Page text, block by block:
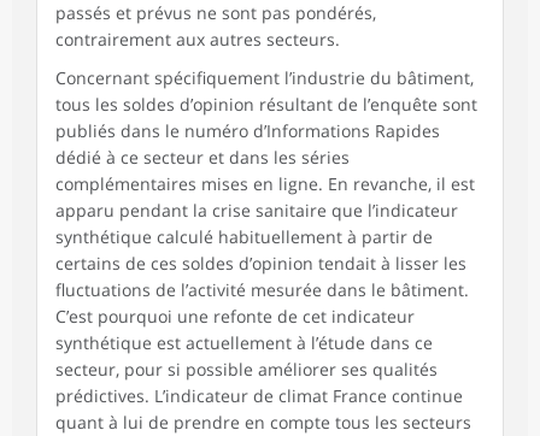
passés et prévus ne sont pas pondérés,
contrairement aux autres secteurs.
Concernant spécifiquement l’industrie du bâtiment,
tous les soldes d’opinion résultant de l’enquête sont
publiés dans le numéro d’Informations Rapides
dédié à ce secteur et dans les séries
complémentaires mises en ligne. En revanche, il est
apparu pendant la crise sanitaire que l’indicateur
synthétique calculé habituellement à partir de
certains de ces soldes d’opinion tendait à lisser les
fluctuations de l’activité mesurée dans le bâtiment.
C’est pourquoi une refonte de cet indicateur
synthétique est actuellement à l’étude dans ce
secteur, pour si possible améliorer ses qualités
prédictives. L’indicateur de climat France continue
quant à lui de prendre en compte tous les secteurs